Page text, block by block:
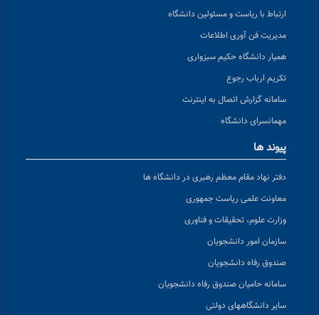
ارتباط با ریاست و مسئولین دانشگاه
مدیریت فن آوری اطلاعات
همیار دانشگاه حکیم سبزواری
تکریم ارباب رجوع
سامانه گزارش اتصال به اینترنت
مهمانسرای دانشگاه
پیوند ها
دفتر نهاد مقام معظم رهبری در دانشگاه ها
معاونت علمی ریاست جمهوری
وزارت علوم، تحقیقات و فناوری
سازمان امور دانشجویان
صندوق رفاه دانشجویان
سامانه حامیان صندوق رفاه دانشجویان
سایر دانشگاههای دولتی